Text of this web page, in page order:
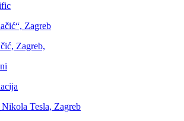
Zagreb
Zagreb,
Tesla, Zagreb